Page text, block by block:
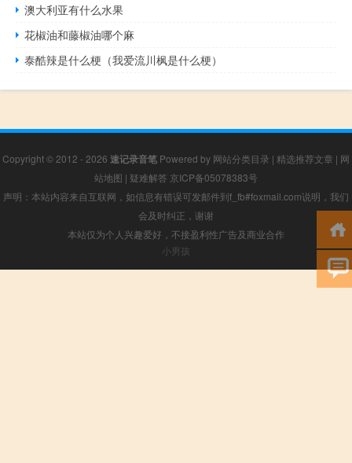
澳大利亚有什么水果
花椒油和藤椒油哪个麻
泰酷辣是什么梗（我爱流川枫是什么梗）
Copyright © 2012 - 2026 速记录音笔 Powered by 网站分类目录 | 精选推荐文章 | 网
站地图 | 疑难解答 京ICP备05078383号
声明：本站内容来自互联网，如信息有错误可发邮件到f_fb#foxmail.com说明，我们
会及时纠正，谢谢
本站仅为个人兴趣爱好，不接盈利性广告及商业合作
小男孩